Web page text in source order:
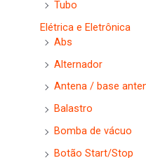
Tubo
Elétrica e Eletrônica
Abs
Alternador
Antena / base
Balastro
Bomba de vácuo
Botão Start/Stop